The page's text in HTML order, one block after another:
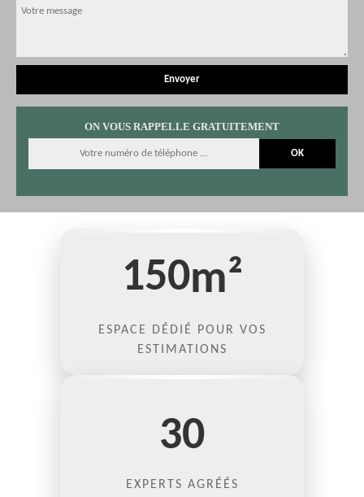
ON VOUS RAPPELLE GRATUITEMENT
150m²
ESPACE DÉDIÉ POUR VOS
ESTIMATIONS
30
EXPERTS AGRÉÉS